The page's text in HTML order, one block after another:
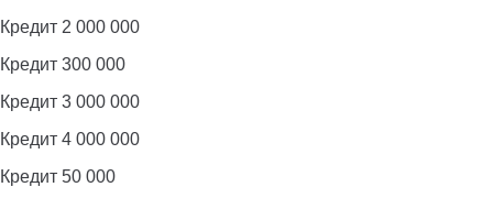
Кредит 2 000 000
Кредит 300 000
Кредит 3 000 000
Кредит 4 000 000
Кредит 50 000